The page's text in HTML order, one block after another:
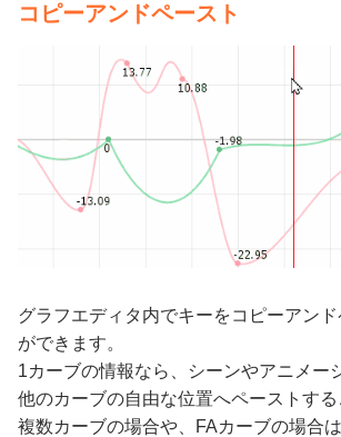
コピーアンドペースト
グラフエディタ内でキーをコピーアン
ができます。
1カーブの情報なら、シーンやアニメー
他のカーブの自由な位置へペーストする
複数カーブの場合や、FAカーブの場合